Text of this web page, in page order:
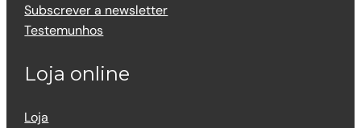
Subscrever a newsletter
Testemunhos
Loja online
Loja